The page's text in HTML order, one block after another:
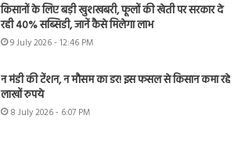
किसानों के लिए बड़ी खुशखबरी, फूलों की खेती पर सरकार दे
रही 40% सब्सिडी, जानें कैसे मिलेगा लाभ
9 July 2026 - 12:46 PM
न मंडी की टेंशन, न मौसम का डर! इस फसल से किसान कमा रहे
लाखों रुपये
8 July 2026 - 6:07 PM